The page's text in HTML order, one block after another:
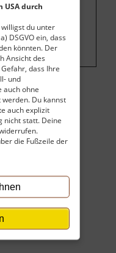
USA durch
du unter
DSGVO ein, dass
könnten. Der
Ansicht des
dass Ihre
und
auch ohne
Du kannst
auch explizit
nicht statt. Deine
die Fußzeile der
wird
Cookie-
.